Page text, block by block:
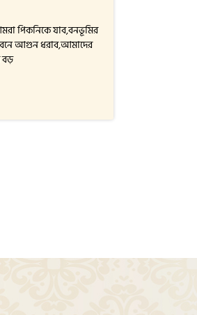
পিকনিকে যাব,বনভূমির
আগুন ধরাব,আমাদের
বড়